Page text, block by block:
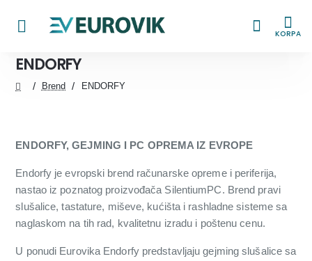
KORPA
ENDORFY
Brend ENDORFY
ENDORFY, GEJMING I PC OPREMA IZ EVROPE
Endorfy je evropski brend računarske opreme i periferija,
nastao iz poznatog proizvođača SilentiumPC. Brend pravi
slušalice, tastature, miševe, kućišta i rashladne sisteme sa
naglaskom na tih rad, kvalitetnu izradu i poštenu cenu.
U ponudi Eurovika Endorfy predstavljaju gejming slušalice sa